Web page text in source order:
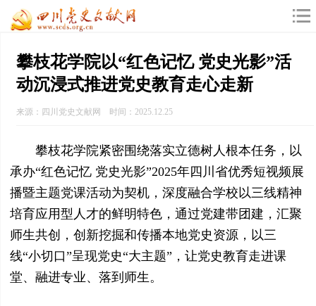
攀枝花学院以“红色记忆 党史光影”活
动沉浸式推进党史教育走心走新
来源：四川党史文献网 时间：2025.12.25
攀枝花学院紧密围绕落实立德树人根本任务，以
承办“红色记忆 党史光影”2025年四川省优秀短视频展
播暨主题党课活动为契机，深度融合学校以三线精神
培育应用型人才的鲜明特色，通过党建带团建，汇聚
师生共创，创新挖掘和传播本地党史资源，以三
线“小切口”呈现党史“大主题”，让党史教育走进课
堂、融进专业、落到师生。